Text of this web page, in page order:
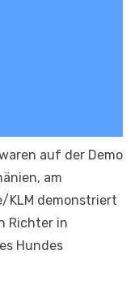
auf der Demo
am
KLM demonstriert
Richter in
Hundes